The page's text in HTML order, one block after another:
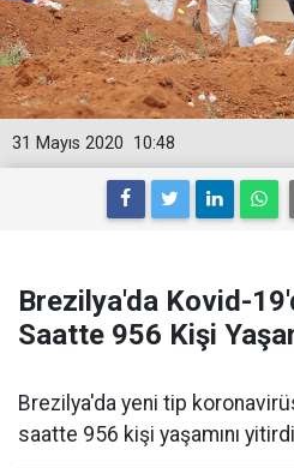
10:48
31 Mayıs 2020
Brezilya'da Kovid-
Saatte 956 Kişi
Brezilya'da yeni tip
saatte 956 kişi yaşamını yitirdi